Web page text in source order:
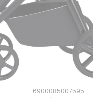
6900085007595